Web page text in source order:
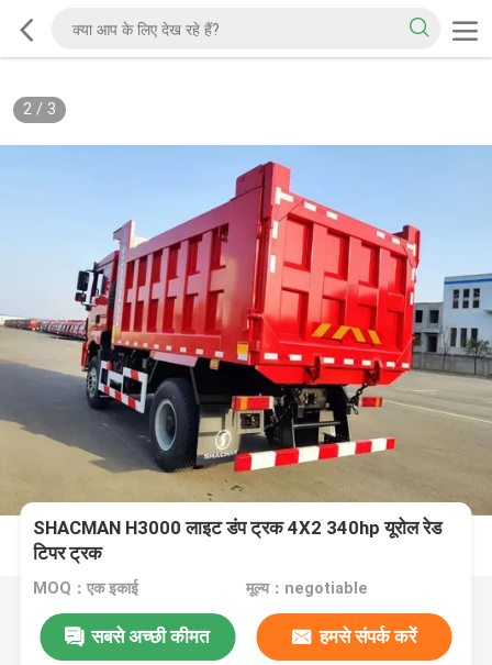
2/ 3
SHACMAN H3000 लाइट डंप ट्रक 4X2 340hp यूरोल रेड
टिपर ट्रक
MOQ：एक इकाई मूल्य：negotiable
सबसे अच्छी कीमत हमसे संपर्क करें